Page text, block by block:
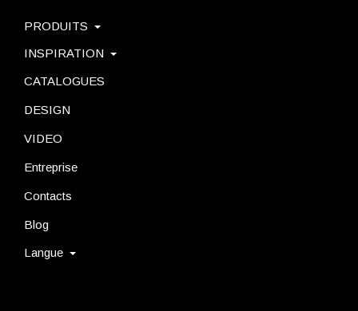
PRODUITS
INSPIRATION
CATALOGUES
DESIGN
VIDEO
Entreprise
Contacts
Blog
Langue